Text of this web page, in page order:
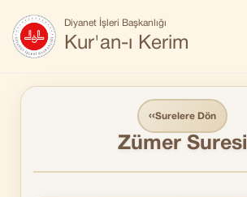
Diyanet İşleri Başkanlığı
Kur'an-ı Kerim
‹‹Surelere Dön
Zümer Suresi